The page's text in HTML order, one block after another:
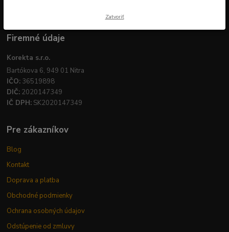
Firemné údaje a informácie
Firemné údaje
Korekta s.r.o.
Bartókova 6, 949 01 Nitra
IČO: 36519898
DIČ: 2020147349
IČ DPH: SK2020147349
Pre zákazníkov
Blog
Kontakt
Doprava a platba
Obchodné podmienky
Ochrana osobných údajov
Odstúpenie od zmluvy
Zatvoriť